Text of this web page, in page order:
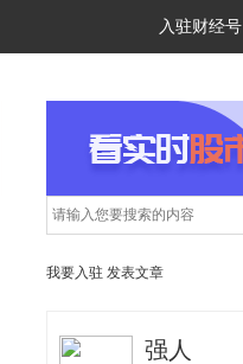
入驻财经号
我要入驻 发表文章
强人